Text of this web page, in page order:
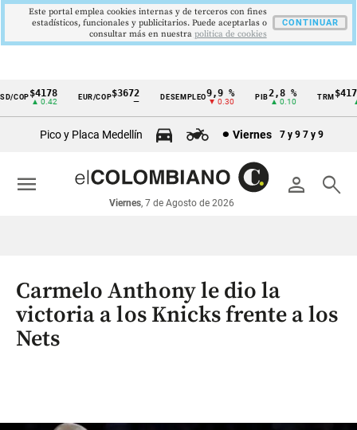
Cintillo
económicos
Colombia
$4178
▲ 0.42
EUR/COP$3672 DESEMPLEO9,9 %
▼ 0.30
2,8 %
▲ 0.10
TRM
▲
Pico y Placa Medellín Viernes 7 y 9 7 y 9
person search
Viernes, 7 de Agosto de 2026
menu
Carmelo Anthony le dio la
victoria a los Knicks frente a los
Nets
Este portal emplea cookies internas y de terceros con fines
estadísticos, funcionales y publicitarios. Puede aceptarlas o
consultar más en nuestra politica de cookies
CONTINUAR